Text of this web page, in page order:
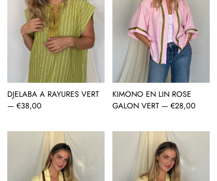
AJOUT RAPIDE
DJELABA A RAYURES VERT
— Prix
€38,00
AJOUT RAPIDE
KIMONO EN LIN ROSE
GALON VERT — Prix
€28,00